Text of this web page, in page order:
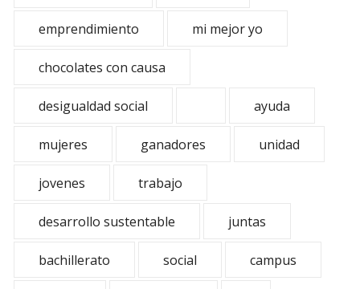
emprendimiento mi mejor yo
chocolates con causa
desigualdad social ayuda
mujeres ganadores unidad
jovenes trabajo
desarrollo sustentable juntas
bachillerato social campus